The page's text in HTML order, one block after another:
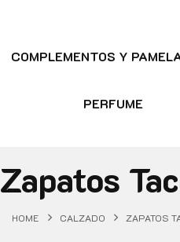
COMPLEMENTOS Y
PERFUME
Zapatos
HOME CALZADO ZAPATOS